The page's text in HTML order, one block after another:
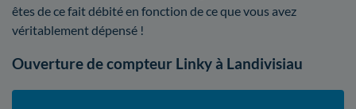
êtes de ce fait débité en fonction de ce que vous avez
véritablement dépensé !
Ouverture de compteur Linky à Landivisiau